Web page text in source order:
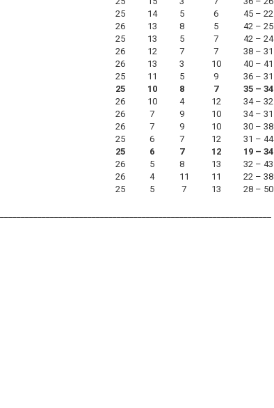
25 14 5 6 45 – 22
26 13 8 5 42 – 25
25 13 5 7 42 – 24
26 12 7 7 38 – 31
26 13 3 10 40 – 41
25 11 5 9 36 – 31
25 10 8 7 35 – 34
26 10 4 12 34 – 32
26 7 9 10 34 – 31
26 7 9 10 30 – 38
25 6 7 12 31 – 44
25 6 7 12 19 – 34
26 5 8 13 32 – 43
26 4 11 11 22 – 38
25 5 7 13 28 – 50